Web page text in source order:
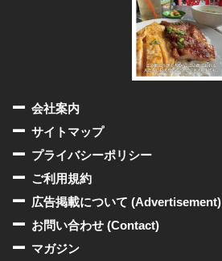
会社案内
サイトマップ
プライバシーポリシー
ご利用規約
広告掲載について (Advertisement)
お問い合わせ (Contact)
マガジン